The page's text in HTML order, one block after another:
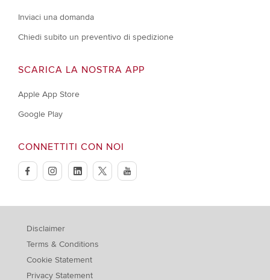
Inviaci una domanda
Chiedi subito un preventivo di spedizione
SCARICA LA NOSTRA APP
Apple App Store
Google Play
CONNETTITI CON NOI
facebookinstagramlinkedintwitteryoutube
Disclaimer
Terms & Conditions
Cookie Statement
Privacy Statement